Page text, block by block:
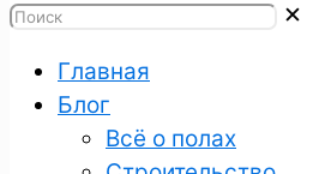
✕
Главная
Блог
Всё о полах